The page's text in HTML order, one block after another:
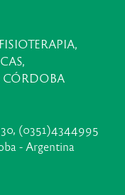
(0351)4344995
- Argentina